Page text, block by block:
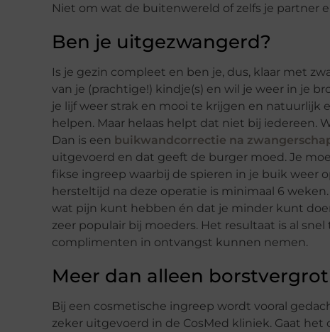
Niet om wat de buitenwereld of zelfs je partner
Ben je uitgezwangerd?
Is je gezin compleet en ben je, dus, klaar met
van je (prachtige!) kindje(s) en wil je weer in je
je lijf weer strak en mooi te krijgen en
helpen. Maar helaas helpt dat niet bij iedereen.
Dan is een buikwandcorrectie na
uitgevoerd en dat geeft de burger moed. Je
fikse ingreep waarbij de spieren in je buik weer
hersteltijd na deze operatie is minimaal 6
wat pijn kunt hebben én dat je minder kunt
zeer populair bij moeders. Het resultaat is al
complimenten in ontvangst kunnen nemen.
Meer dan alleen
Bij een cosmetische ingreep wordt vooral
zeker uitgevoerd in de CosMed kliniek. Gaat